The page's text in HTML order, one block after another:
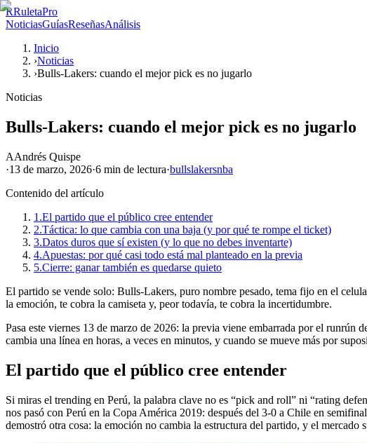
RRuletaPro
NoticiasGuíasReseñasAnálisis
Inicio
›Noticias
›Bulls-Lakers: cuando el mejor pick es no jugarlo
Noticias
Bulls-Lakers: cuando el mejor pick es no jugarlo
AAndrés Quispe
·13 de marzo, 2026·6 min de lectura·bullslakersnba
Contenido del artículo
1.El partido que el público cree entender
2.Táctica: lo que cambia con una baja (y por qué te rompe el ticket)
3.Datos duros que sí existen (y lo que no debes inventarte)
4.Apuestas: por qué casi todo está mal planteado en la previa
5.Cierre: ganar también es quedarse quieto
El partido se vende solo: Bulls-Lakers, puro nombre pesado, tema fijo en el
la emoción, te cobra la camiseta y, peor todavía, te cobra la incertidumbre.
Pasa este viernes 13 de marzo de 2026: la previa viene embarrada por el runrún
cambia una línea en horas, a veces en minutos, y cuando se mueve más por
El partido que el público cree entender
Si miras el trending en Perú, la palabra clave no es “pick and roll” ni “rating
nos pasó con Perú en la Copa América 2019: después del 3-0 a Chile en
demostró otra cosa: la emoción no cambia la estructura del partido, y el mercado